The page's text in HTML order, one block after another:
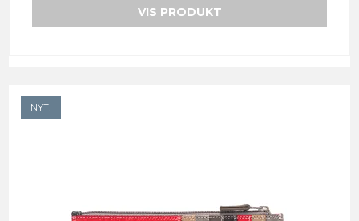
VIS PRODUKT
NYT!